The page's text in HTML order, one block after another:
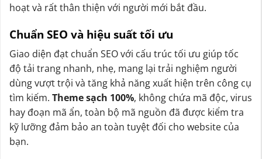
hoạt và rất thân thiện với người mới bắt đầu.
Chuẩn SEO và hiệu suất tối ưu
Giao diện đạt chuẩn SEO với cấu trúc tối ưu giúp tốc
độ tải trang nhanh, nhẹ, mang lại trải nghiệm người
dùng vượt trội và tăng khả năng xuất hiện trên công cụ
tìm kiếm. Theme sạch 100%, không chứa mã độc, virus
hay đoạn mã ẩn, toàn bộ mã nguồn đã được kiểm tra
kỹ lưỡng đảm bảo an toàn tuyệt đối cho website của
bạn.